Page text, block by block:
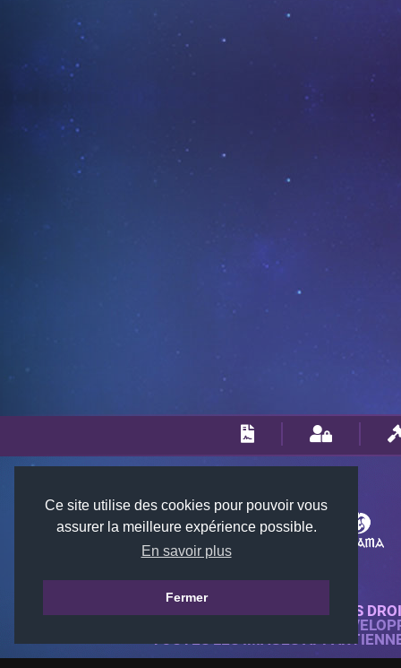
Ce site utilise des cookies pour pouvoir vous
assurer la meilleure expérience possible.
En savoir plus
Fermer
© 2018-2026 KTARENA. TOUS
SITE WEB ENTIÈREMENT
TOUTES LES IMAGES